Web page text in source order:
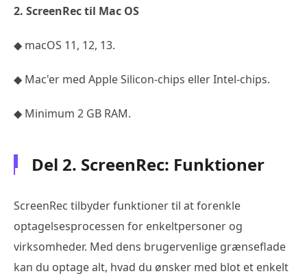
2. ScreenRec til Mac OS
◆ macOS 11, 12, 13.
◆ Mac'er med Apple Silicon-chips eller Intel-chips.
◆ Minimum 2 GB RAM.
Del 2. ScreenRec: Funktioner
ScreenRec tilbyder funktioner til at forenkle
optagelsesprocessen for enkeltpersoner og
virksomheder. Med dens brugervenlige grænseflade
kan du optage alt, hvad du ønsker med blot et enkelt